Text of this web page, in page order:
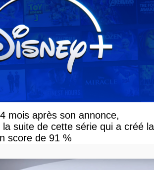
mois après son annonce,
la suite de cette série qui a créé la
score de 91 %